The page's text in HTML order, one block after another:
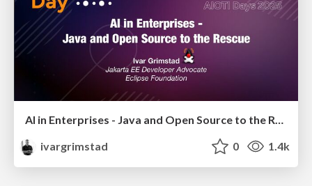
AI in Enterprises - Java and Open Source to the Rescue
ivargrimstad
0 1.4k